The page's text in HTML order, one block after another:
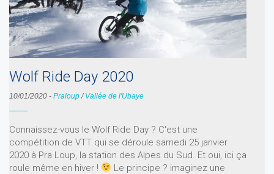
Wolf Ride Day 2020
10/01/2020 - Praloup / Vallée de l'Ubaye
Connaissez-vous le Wolf Ride Day ? C'est une
compétition de VTT qui se déroule samedi 25 janvier
2020 à Pra Loup, la station des Alpes du Sud. Et oui, ici ça
roule même en hiver !
Le principe ? imaginez une